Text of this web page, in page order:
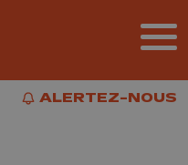
ALERTEZ-NOUS
ALERTEZ-NOUS